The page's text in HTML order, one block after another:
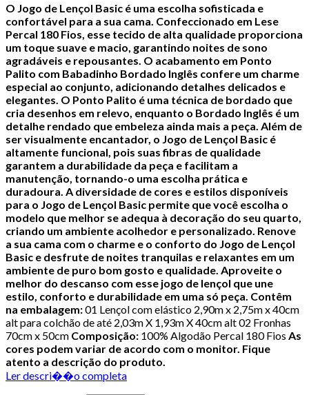
O Jogo de Lençol Basic é uma escolha sofisticada e
confortável para a sua cama. Confeccionado em Lese
Percal 180 Fios, esse tecido de alta qualidade proporciona
um toque suave e macio, garantindo noites de sono
agradáveis e repousantes. O acabamento em Ponto
Palito com Babadinho Bordado Inglês confere um charme
especial ao conjunto, adicionando detalhes delicados e
elegantes. O Ponto Palito é uma técnica de bordado que
cria desenhos em relevo, enquanto o Bordado Inglês é um
detalhe rendado que embeleza ainda mais a peça. Além de
ser visualmente encantador, o Jogo de Lençol Basic é
altamente funcional, pois suas fibras de qualidade
garantem a durabilidade da peça e facilitam a
manutenção, tornando-o uma escolha prática e
duradoura. A diversidade de cores e estilos disponíveis
para o Jogo de Lençol Basic permite que você escolha o
modelo que melhor se adequa à decoração do seu quarto,
criando um ambiente acolhedor e personalizado. Renove
a sua cama com o charme e o conforto do Jogo de Lençol
Basic e desfrute de noites tranquilas e relaxantes em um
ambiente de puro bom gosto e qualidade. Aproveite o
melhor do descanso com esse jogo de lençol que une
estilo, conforto e durabilidade em uma só peça. Contêm
na embalagem:01 Lençol com elástico 2,90m x 2,75m x 40cm
alt para colchão de até 2,03m X 1,93m X 40cm alt 02 Fronhas
70cm x 50cm Composição: 100% Algodão Percal 180 Fios As
cores podem variar de acordo com o monitor. Fique
atento a descrição do produto.
Ler descri��o completa